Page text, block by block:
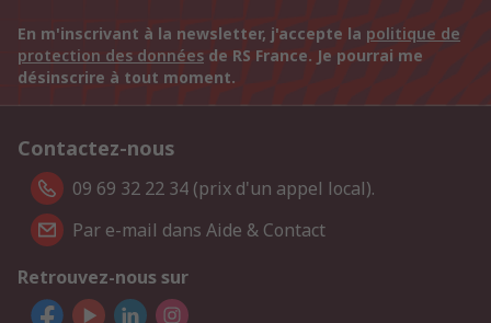
En m'inscrivant à la newsletter, j'accepte la politique de
protection des données de RS France. Je pourrai me
désinscrire à tout moment.
Contactez-nous
09 69 32 22 34 (prix d'un appel local).
Par e-mail dans Aide & Contact
Retrouvez-nous sur